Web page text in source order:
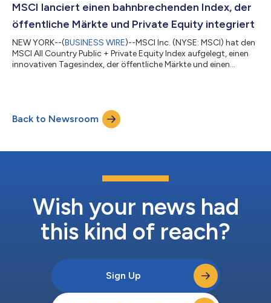
griechische Markt Fortschritte bei der Angleichung an die in den
MSCI lanciert einen bahnbrechenden Index, der
öffentliche Märkte und Private Equity integriert
NEW YORK--(BUSINESS WIRE)--MSCI Inc. (NYSE: MSCI) hat den
MSCI All Country Public + Private Equity Index aufgelegt, einen
innovativen Tagesindex, der öffentliche Märkte und einen
dar, wie Anleger ihre gesamten Aktienpositionen bewerten und
die Performance ihres Portfolios messen können. Private Märkte
Back to Newsroom
Wish your news had
this kind of reach?
Sign Up